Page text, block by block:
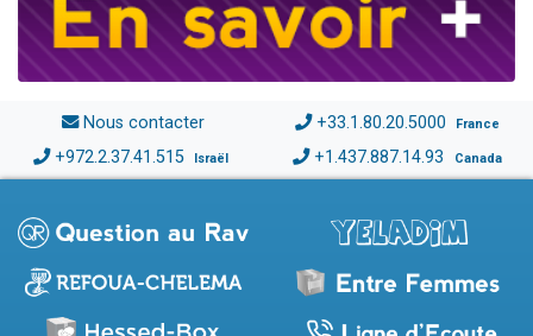
Nous contacter +33.1.80.20.5000 France
+972.2.37.41.515 Israël +1.437.887.14.93 Canada